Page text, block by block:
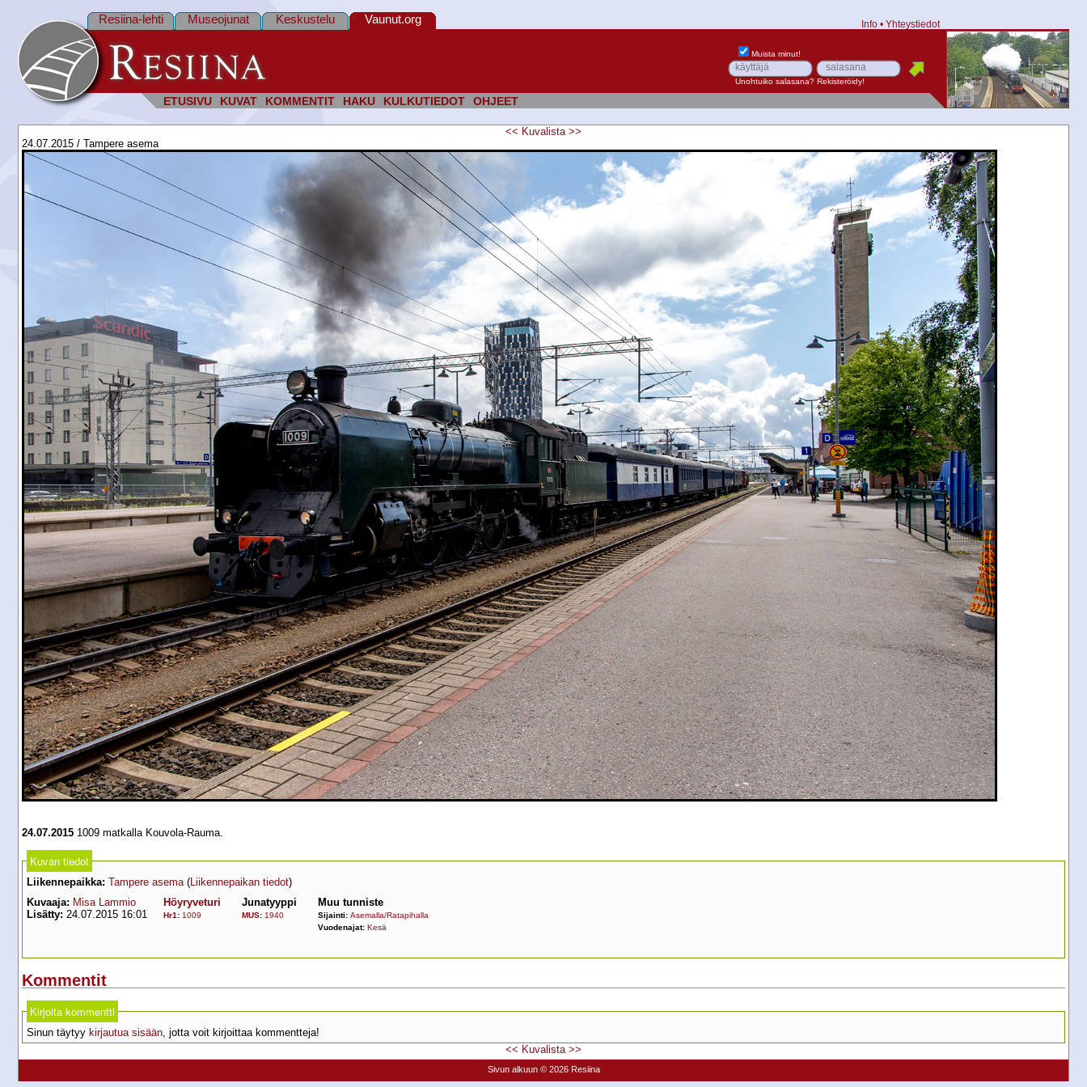
ETUSIVU KUVAT KOMMENTIT HAKU KULKUTIEDOT OHJEET
Resiina-lehti Museojunat Keskustelu Vaunut.org Info • Yhteystiedot
Muista minut!
Unohtuiko salasana? Rekisteröidy!
<< Kuvalista >>
24.07.2015 / Tampere asema
24.07.2015 1009 matkalla Kouvola-Rauma.
Kuvan tiedot
Liikennepaikka: Tampere asema(Liikennepaikan tiedot)
Kuvaaja: Misa Lammio
Lisätty: 24.07.2015 16:01
Höyryveturi
Hr1 : 1009
Junatyyppi
MUS: 1940
Muu tunniste
Sijainti: Asemalla/Ratapihalla
Vuodenajat: Kesä
Kommentit
Kirjoita kommentti
Sinun täytyy kirjautua sisään, jotta voit kirjoittaa kommentteja!
<< Kuvalista >>
Sivun alkuun © 2026 Resiina